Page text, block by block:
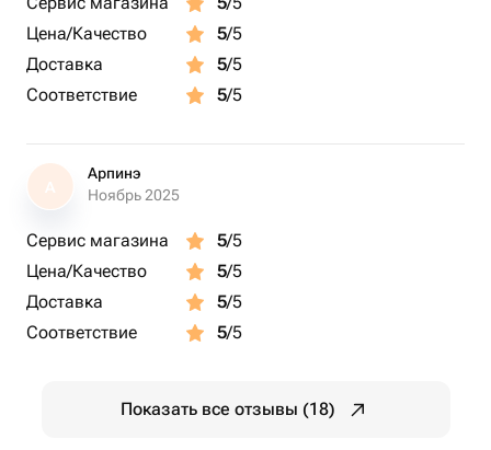
Цена/Качество
5/5
Доставка
5/5
Соответствие
5/5
А
Арпинэ
Ноябрь 2025
Сервис магазина 5/5
Цена/Качество
5/5
Доставка
5/5
Соответствие
5/5
Показать все отзывы (18)